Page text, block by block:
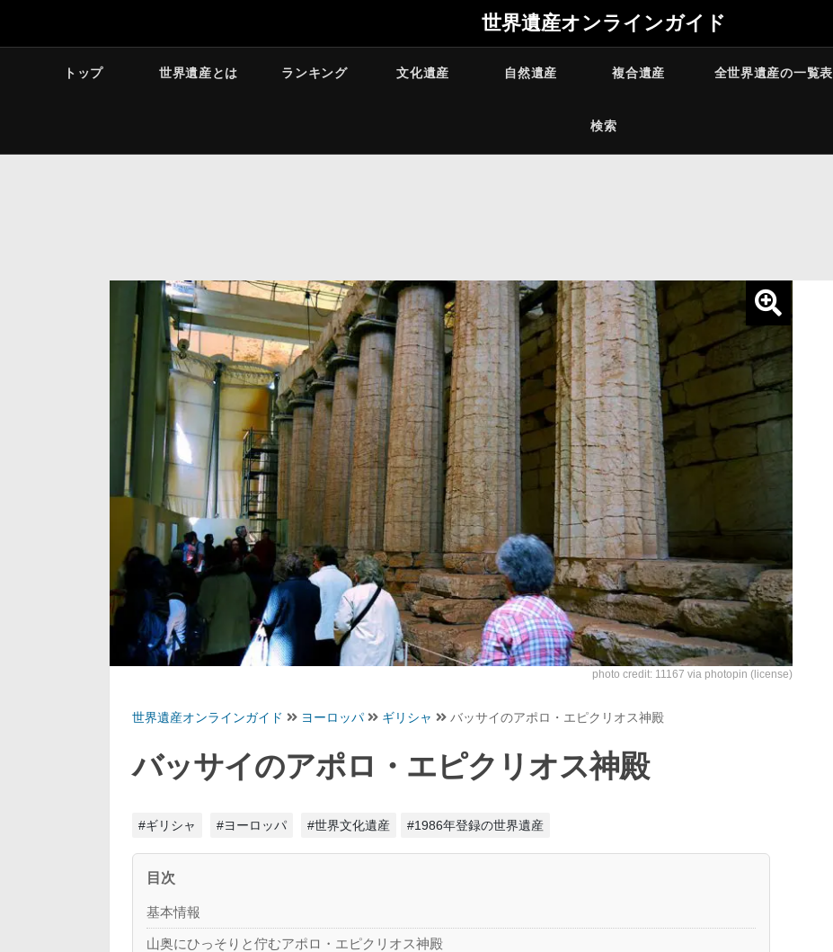
世界遺産オンラインガイド
トップ 世界遺産とは ランキング 文化遺産 自然遺産 複合遺産 全世界遺産の一覧表
検索
photo credit: 11167 via photopin (license)
世界遺産オンラインガイド ヨーロッパ ギリシャ バッサイのアポロ・エピクリオス神殿
バッサイのアポロ・エピクリオス神殿
#ギリシャ #ヨーロッパ #世界文化遺産 #1986年登録の世界遺産
目次
基本情報
山奥にひっそりと佇むアポロ・エピクリオス神殿